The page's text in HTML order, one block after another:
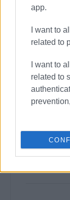
app.
I want to
related to
I want to
related to